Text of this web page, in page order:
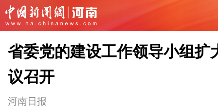
省委党的建设工作领导小组扩
议召开
河南日报